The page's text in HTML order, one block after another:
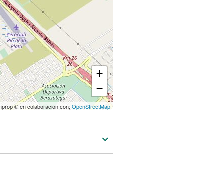
+
−
© en colaboración con;OpenStreetMap